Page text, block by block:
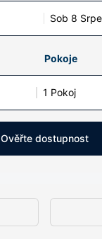
Sob 8
Pokoje
1 Pokoj
Ověřte dostupnost